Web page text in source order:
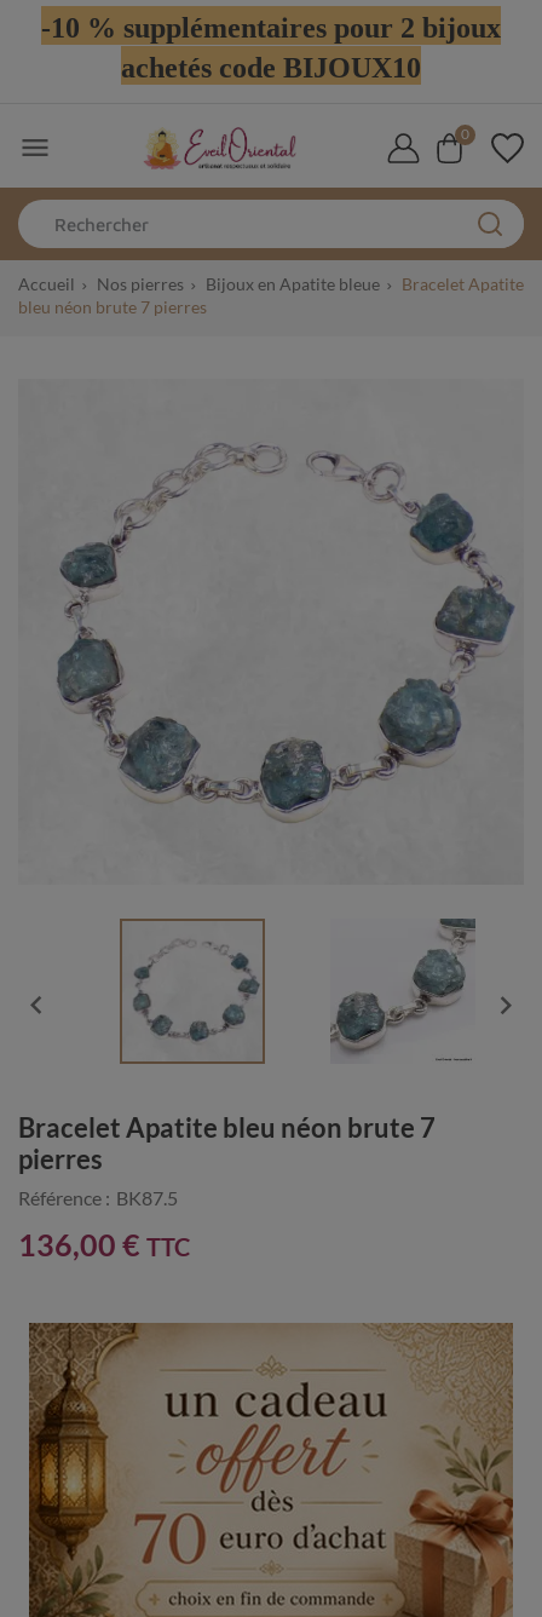
-10 % supplémentaires pour 2 bijoux
achetés code BIJOUX10
 0
Accueil Nos pierres Bijoux en Apatite bleue
Bracelet Apatite
bleu néon brute 7 pierres
Vendu
 
Bracelet Apatite bleu néon brute 7
pierres
Référence : BK87.5
136,00 € TTC